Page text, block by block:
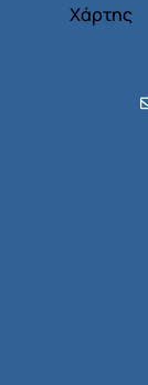
Χάρτης